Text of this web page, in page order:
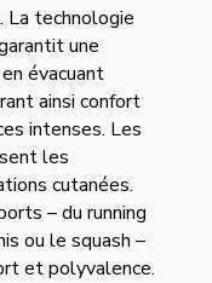
La technologie
une
évacuant
ainsi confort
intenses. Les
les
cutanées.
– du running
ou le squash –
et polyvalence.